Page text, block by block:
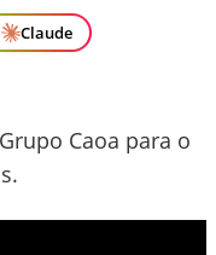
Claude
Caoa para o